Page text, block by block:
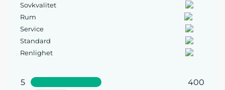
Sovkvalitet
Rum
Service
Standard
Renlighet
5
400